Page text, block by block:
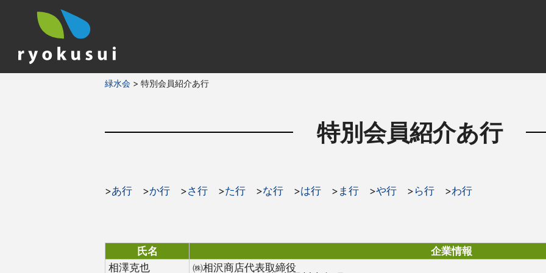
緑水会 > 特別会員紹介あ行
特別会員紹介あ行
>あ行 >か行 >さ行 >た行 >な行 >は行 > ま行 >や行 > ら行 >わ行
氏名
企業情報
相澤克也
㈱相沢商店代表取締役